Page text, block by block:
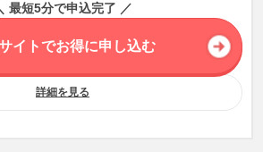
最短5分で申込完了 ／
イトでお得に申し込む
詳細を見る